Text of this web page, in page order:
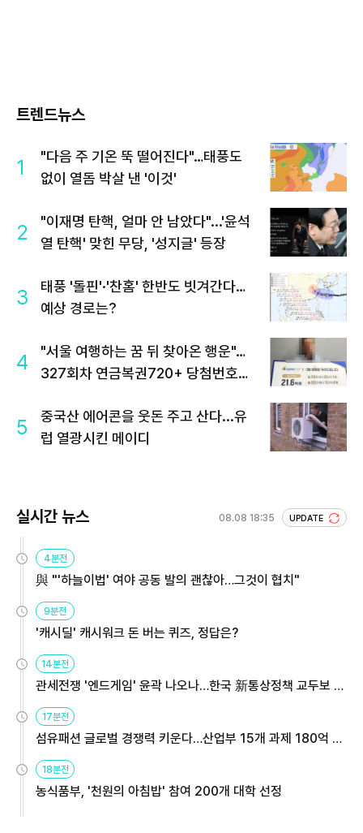
트렌드뉴스
1
"다음 주 기온 뚝 떨어진다"…태풍도
없이 열돔 박살 낸 '이것'
2
"이재명 탄핵, 얼마 안 남았다"...'윤석
열 탄핵' 맞힌 무당, '성지글' 등장
3
태풍 '돌핀'·'찬홈' 한반도 빗겨간다…
예상 경로는?
4
"서울 여행하는 꿈 뒤 찾아온 행운"…
327회차 연금복권720+ 당첨번호조
5
중국산 에어콘을 웃돈 주고 산다...유
럽 열광시킨 메이디
실시간 뉴스 08.08 18:35 UPDATE
4분전
與 "'하늘이법' 여야 공동 발의 괜찮아…그것이 협치"
9분전
'캐시딜' 캐시워크 돈 버는 퀴즈, 정답은?
14분전
관세전쟁 '엔드게임' 윤곽 나오나…한국 新통상정책 교두보 활
용해야
17분전
섬유패션 글로벌 경쟁력 키운다…산업부 15개 과제 180억 지
원
18분전
농식품부, '천원의 아침밥' 참여 200개 대학 선정